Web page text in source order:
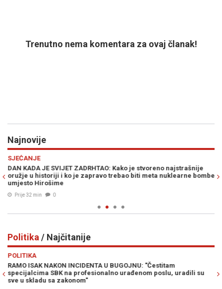
Trenutno nema komentara za ovaj članak!
Najnovije
SJEĆANJE
DAN KADA JE SVIJET ZADRHTAO: Kako je stvoreno najstrašnije
oružje u historiji i ko je zapravo trebao biti meta nuklearne bombe
umjesto Hirošime
Prije 32 min 0
Previous
Politika / Najčitanije
POLITIKA
RAMO ISAK NAKON INCIDENTA U BUGOJNU: "Čestitam
specijalcima SBK na profesionalno urađenom poslu, uradili su
sve u skladu sa zakonom"